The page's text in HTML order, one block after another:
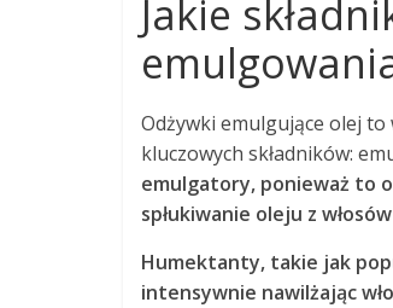
Jakie
Odżywki emulgujące olej
kluczowych składników:
emulgatory, ponieważ to
spłukiwanie oleju z
Humektanty, takie jak
intensywnie nawilżając